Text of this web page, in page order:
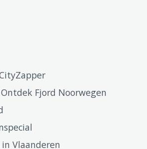
Ontdek Fjord Noorwegen
Vlaanderen